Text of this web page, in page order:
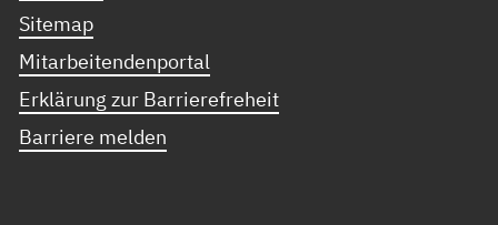
Sitemap
Mitarbeitendenportal
Erklärung zur Barrierefreheit
Barriere melden